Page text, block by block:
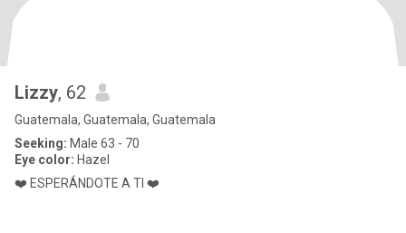
Lizzy, 62
Guatemala, Guatemala, Guatemala
Seeking: Male 63 - 70
Eye color: Hazel
❤️ ESPERÁNDOTE A TI ❤️